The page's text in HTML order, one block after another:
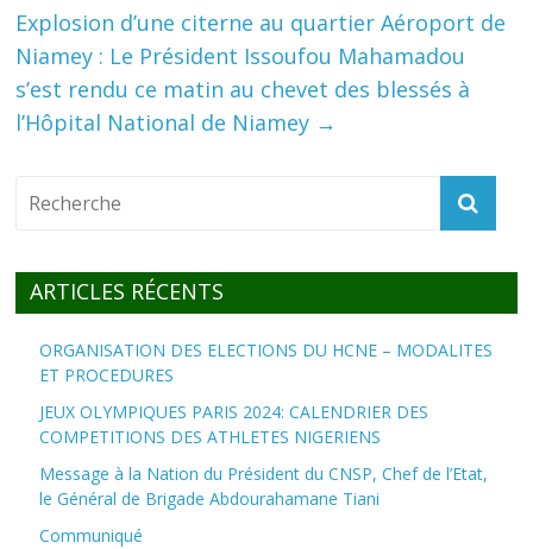
Explosion d’une citerne au quartier Aéroport de
Niamey : Le Président Issoufou Mahamadou
s’est rendu ce matin au chevet des blessés à
l’Hôpital National de Niamey →
ARTICLES RÉCENTS
ORGANISATION DES ELECTIONS DU HCNE – MODALITES
ET PROCEDURES
JEUX OLYMPIQUES PARIS 2024: CALENDRIER DES
COMPETITIONS DES ATHLETES NIGERIENS
Message à la Nation du Président du CNSP, Chef de l’Etat,
le Général de Brigade Abdourahamane Tiani
Communiqué